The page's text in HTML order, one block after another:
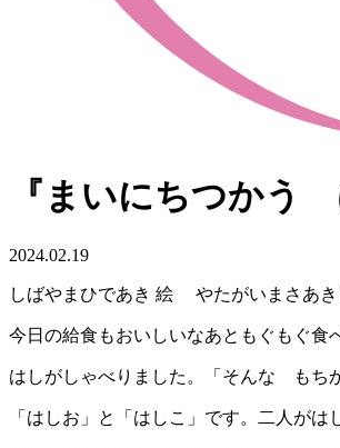
『まいにちつかう
2024.02.19
しばやまひであき 絵 やたがいまさあ
今日の給食もおいしいなあともぐもぐ食
はしがしゃべりました。「そんな もち
「はしお」と「はしこ」です。二人がは